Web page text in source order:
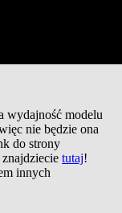
wydajność modelu
nie będzie ona
do strony
tutaj!
innych